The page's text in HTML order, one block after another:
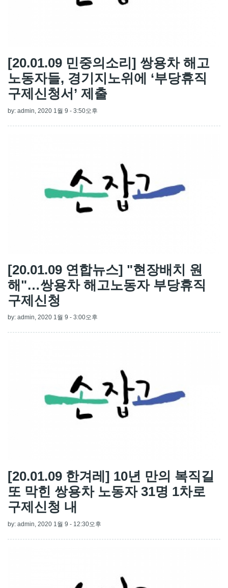
[20.01.09 민중의소리] 쌍용차 해고
노동자들, 경기지노위에 ‘부당휴직
구제신청서’ 제출
by: admin, 2020 1월 9 - 3:50오후
[20.01.09 연합뉴스] "현장배치 원
해"…쌍용차 해고노동자 부당휴직
구제신청
by: admin, 2020 1월 9 - 3:00오후
[20.01.09 한겨레] 10년 만의 복직길
또 막힌 쌍용차 노동자 31명 1차로
구제신청 내
by: admin , 2020 1월 9 - 12:30오후